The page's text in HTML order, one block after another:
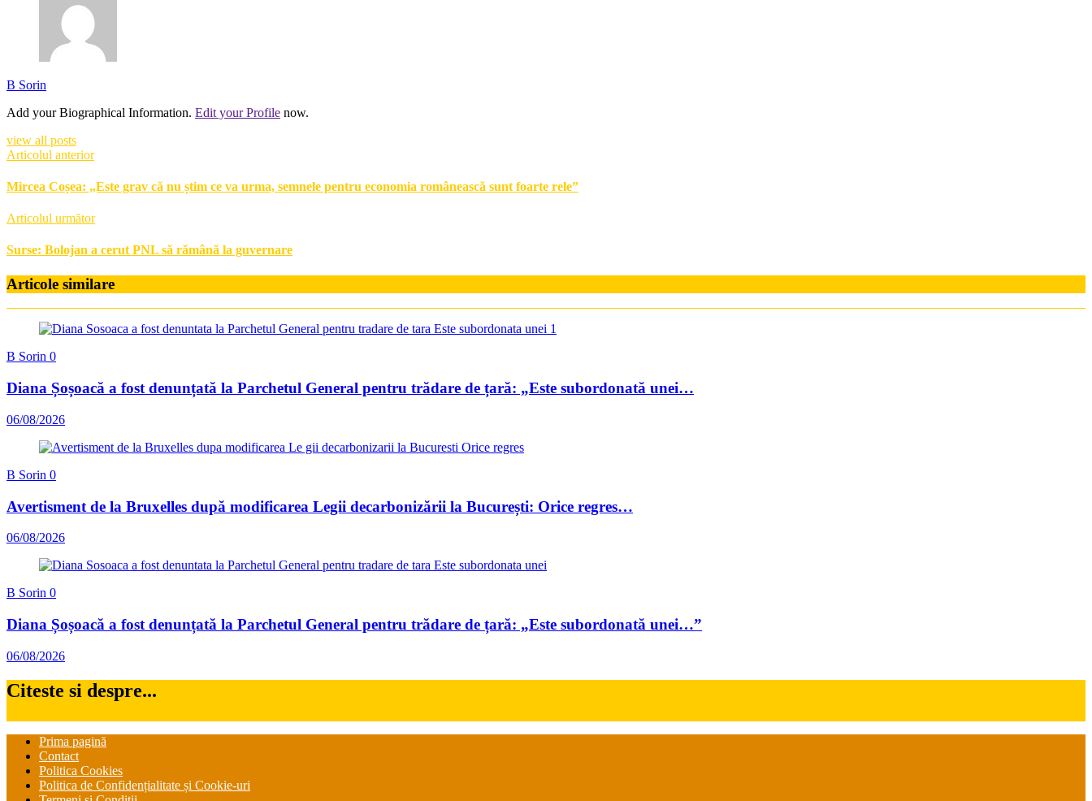
B Sorin
Add your Biographical Information. Edit your Profile now.
view all posts
Articolul anterior
Mircea Coșea: „Este grav că nu știm ce va urma, semnele pentru economia românească sunt foarte rele”
Articolul următor
Surse: Bolojan a cerut PNL să rămână la guvernare
Articole similare
B Sorin 0
Diana Șoșoacă a fost denunțată la Parchetul General pentru trădare de țară: „Este subordonată unei…
06/08/2026
B Sorin 0
Avertisment de la Bruxelles după modificarea Legii decarbonizării la București: Orice regres…
06/08/2026
B Sorin 0
Diana Șoșoacă a fost denunțată la Parchetul General pentru trădare de țară: „Este subordonată unei…”
06/08/2026
Citeste si despre...
Prima pagină
Contact
Politica Cookies
Politica de Confidențialitate și Cookie-uri